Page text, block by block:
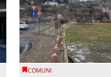
COMUNI